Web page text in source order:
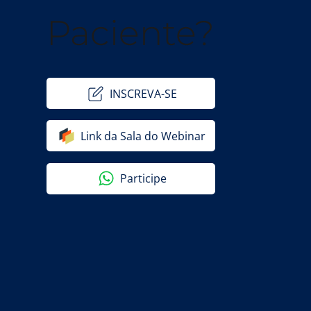
Paciente?
INSCREVA-SE
Link da Sala do Webinar
Participe